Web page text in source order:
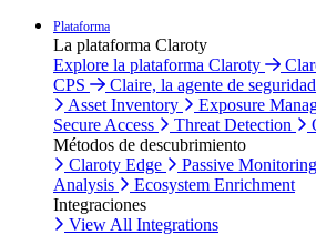
Plataforma
La plataforma Claroty
Explore la plataforma Claroty
CPS
Claire, la agente de
Asset Inventory
Exposure
Secure Access
Threat Detection
Métodos de descubrimiento
Claroty Edge
Passive Monitoring
Analysis
Ecosystem Enrichment
Integraciones
View All Integrations